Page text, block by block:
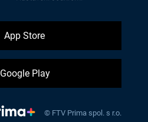
App Store
Google Play
© FTV Prima spol. s r.o.